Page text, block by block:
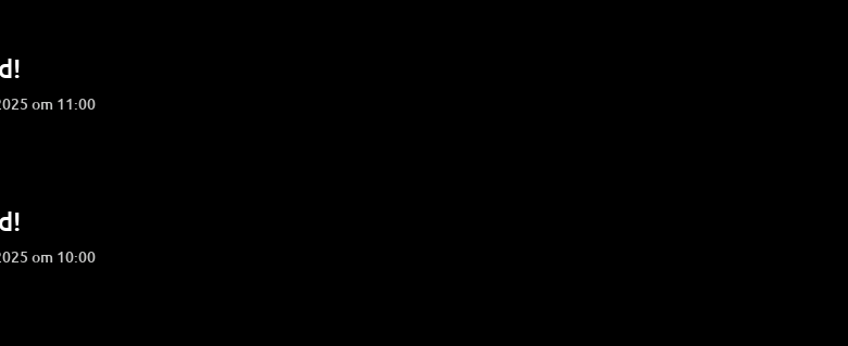
om 11:00
om 10:00